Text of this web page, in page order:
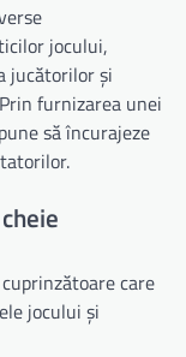
jocului,
jucătorilor și
furnizarea unei
să încurajeze
care
jocului și